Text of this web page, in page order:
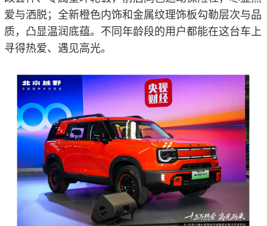
爱与洒脱；全新橙色内饰和金属纹理饰板勾勒层次与品
质，凸显温润底蕴。不同年龄段的用户都能在这台车上
寻得热爱、遇见高光。